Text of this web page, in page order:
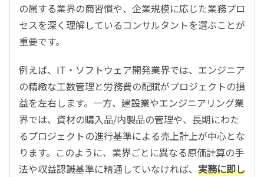
の属する業界の商習慣や、企業規模に応じた業務プロ
セスを深く理解しているコンサルタントを選ぶことが
重要です。
例えば、IT・ソフトウェア開発業界では、エンジニア
の精緻な工数管理と労務費の配賦がプロジェクトの損
益を左右します。一方、建設業やエンジニアリング業
界では、資材の購入品/内製品の管理や、長期にわた
るプロジェクトの進行基準による売上計上が中心とな
ります。このように、業界ごとに異なる原価計算の手
法や収益認識基準に精通していなければ、 実務に即し